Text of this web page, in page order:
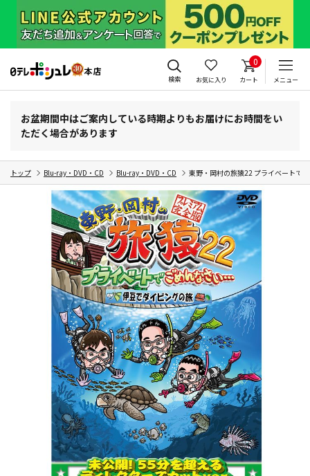
検索 お気に入り
0
カート メニュー
お盆期間中はご案内している時期よりもお届けにお時間をい
ただく場合があります
トップ Blu-ray・DVD・CD Blu-ray・DVD・CD 東野・岡村の旅猿22 プライベートで